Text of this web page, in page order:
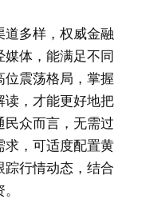
多样，权威金融
体，能满足不同
位震荡格局，掌握
读，才能更好地把
众而言，无需过
求，可适度配置黄
行情动态，结合